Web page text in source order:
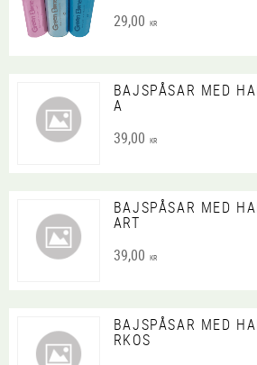
29,00 KR
BAJSPÅSAR MED
A
39,00 KR
BAJSPÅSAR MED
ART
39,00 KR
BAJSPÅSAR MED
RKOS